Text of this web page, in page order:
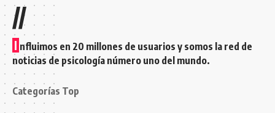
//
I nfluimos en 20 millones de usuarios y somos la red de
noticias de psicología número uno del mundo.
Categorías Top